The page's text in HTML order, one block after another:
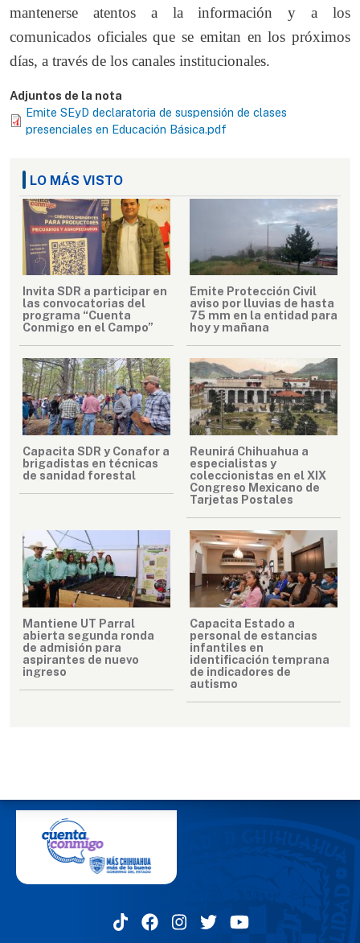
mantenerse atentos a la información y a los
comunicados oficiales que se emitan en los próximos
días, a través de los canales institucionales.
Adjuntos de la nota
Emite SEyD declaratoria de suspensión de clases
presenciales en Educación Básica.pdf
LO MÁS VISTO
Invita SDR a participar en
las convocatorias del
programa “Cuenta
Conmigo en el Campo”
Emite Protección Civil
aviso por lluvias de hasta
75 mm en la entidad para
hoy y mañana
Capacita SDR y Conafor a
brigadistas en técnicas
de sanidad forestal
Reunirá Chihuahua a
especialistas y
coleccionistas en el XIX
Congreso Mexicano de
Tarjetas Postales
Mantiene UT Parral
abierta segunda ronda
de admisión para
aspirantes de nuevo
ingreso
Capacita Estado a
personal de estancias
infantiles en
identificación temprana
de indicadores de
autismo